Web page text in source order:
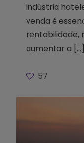
indústria
venda é
rentabilidade,
aumentar a […]
57